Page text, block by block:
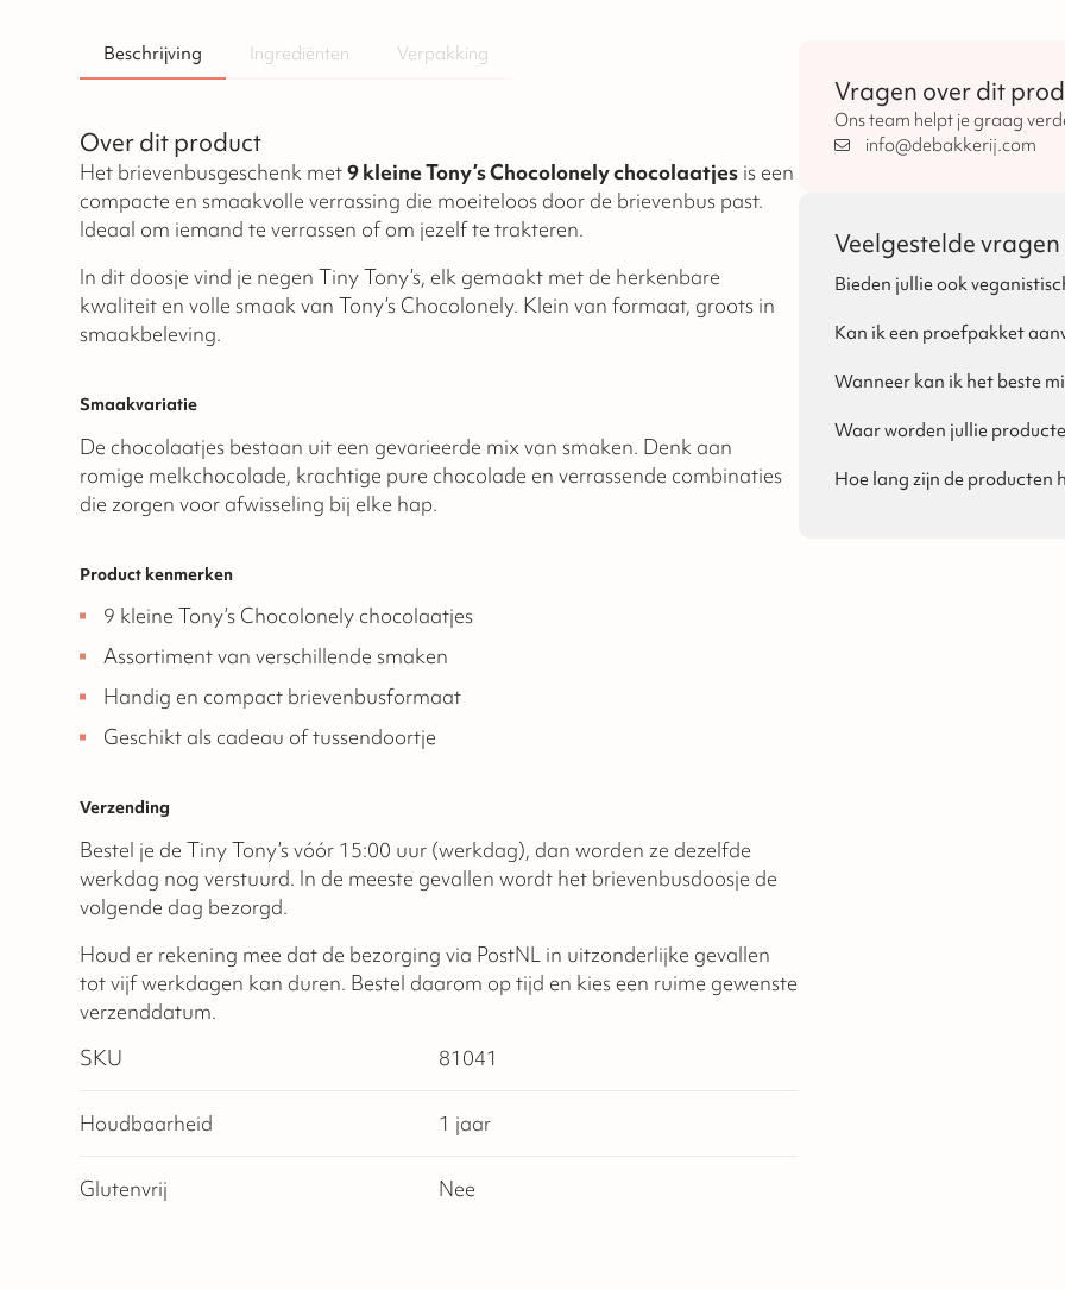
Beschrijving Ingrediënten Verpakking
Over dit product
Het brievenbusgeschenk met9 kleine Tony’s Chocolonely chocolaatjes is een
compacte en smaakvolle verrassing die moeiteloos door de brievenbus past.
Ideaal om iemand te verrassen of om jezelf te trakteren.
In dit doosje vind je negen Tiny Tony’s, elk gemaakt met de herkenbare
kwaliteit en volle smaak van Tony’s Chocolonely. Klein van formaat, groots in
smaakbeleving.
Smaakvariatie
De chocolaatjes bestaan uit een gevarieerde mix van smaken. Denk aan
romige melkchocolade, krachtige pure chocolade en verrassende combinaties
die zorgen voor afwisseling bij elke hap.
Product kenmerken
9 kleine Tony’s Chocolonely chocolaatjes
Assortiment van verschillende smaken
Handig en compact brievenbusformaat
Geschikt als cadeau of tussendoortje
Verzending
Bestel je de Tiny Tony’s vóór 15:00 uur (werkdag), dan worden ze dezelfde
werkdag nog verstuurd. In de meeste gevallen wordt het brievenbusdoosje de
volgende dag bezorgd.
Houd er rekening mee dat de bezorging via PostNL in uitzonderlijke gevallen
tot vijf werkdagen kan duren. Bestel daarom op tijd en kies een ruime gewenste
verzenddatum.
SKU
81041
Houdbaarheid 1 jaar
Glutenvrij Nee
Vragen over dit
Ons team helpt je graag
info@debakkerij.com
Veelgestelde vragen
Bieden jullie ook
van Sinterklaas, Kerst en
Kan ik een proefpakket
proefpakket bestellen via de
bij ons aan!
Wanneer kan ik het beste
houdbaarheidsdatum zo
houdbaar en geen probleem
de feestdagen in de buurt
bij ons is. Daarom raden wij
Waar worden jullie
de bakkerijen van onze
Hoe lang zijn de producten